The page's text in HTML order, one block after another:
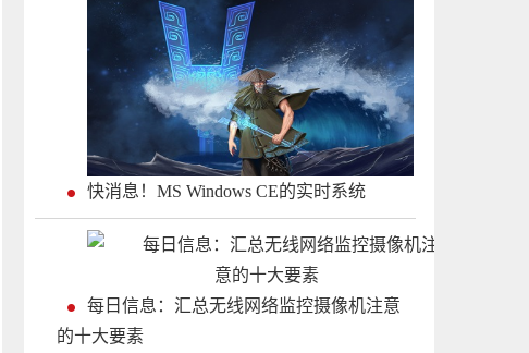
快消息！MS Windows CE的实时系统
每日信息：汇总无线网络监控摄像机注意
的十大要素